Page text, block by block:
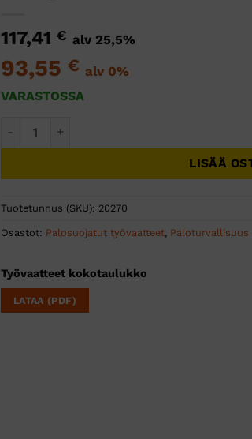
117,41 € alv 25,5%
93,55 € alv 0%
VARASTOSSA
LISÄÄ
Tuotetunnus (SKU): 20270
Osastot: Palosuojatut työvaatteet, Paloturvallisuus
Työvaatteet kokotaulukko
LATAA (PDF)